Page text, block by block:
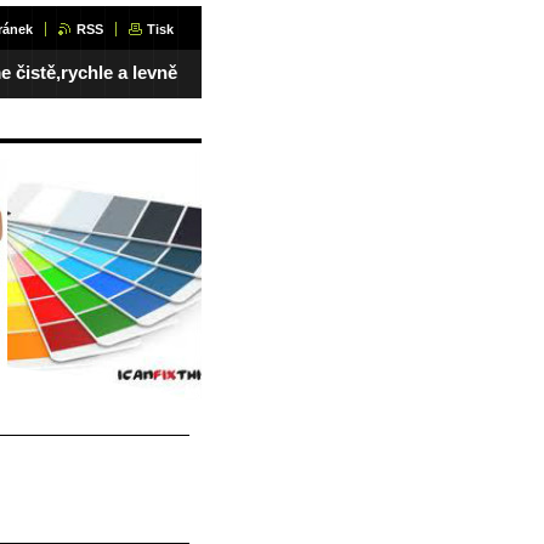
RSS Tisk
čistě,rychle a levně